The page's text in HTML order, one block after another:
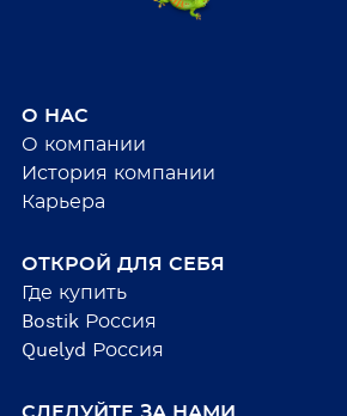
О НАС
О компании
История компании
Карьера
ОТКРОЙ ДЛЯ СЕБЯ
Где купить
Bostik Россия
Quelyd Россия